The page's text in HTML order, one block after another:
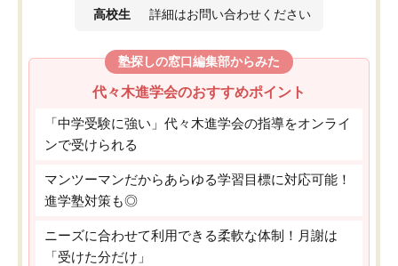
高校生 詳細はお問い合わせください
塾探しの窓口編集部からみた
代々木進学会のおすすめポイント
「中学受験に強い」代々木進学会の指導をオンライ
ンで受けられる
マンツーマンだからあらゆる学習目標に対応可能！
進学塾対策も◎
ニーズに合わせて利用できる柔軟な体制！月謝は
「受けた分だけ」